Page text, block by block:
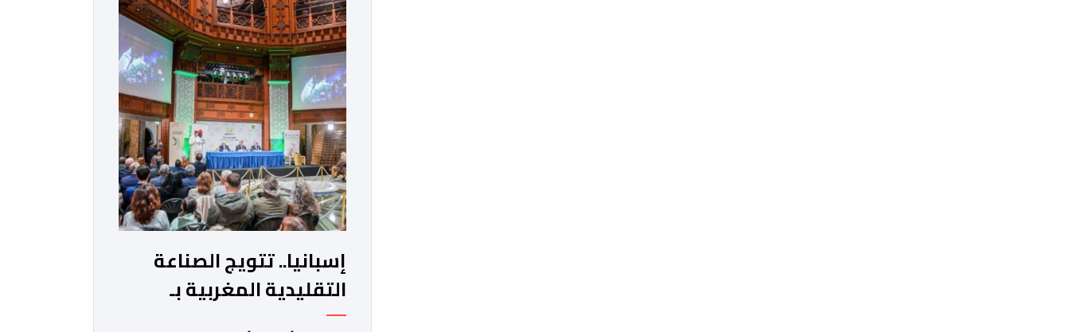
محرك البحث التقليدي. وأوضحت الشركة
تأتي هذه الخطوة كجزء من استراتيجية
“غوغل” الشاملة لتعميم تطبيقات الذكاء
الاصطناعي التوليدي في تفاصيل الحياة
اليومية. وتعتمد الميزة الجديدة على […]
إسبانيا.. تتويج الصناعة
التقليدية المغربية بـ
"جائزة ديموفيلو"